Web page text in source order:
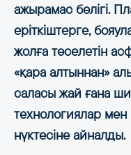
ажырамас бөлігі.
еріткіштерге,
жолға төселетін
«қара алтыннан»
саласы жай ғана
технологиялар
нүктесіне айналды.